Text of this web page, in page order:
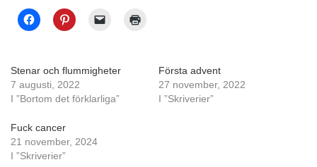
Stenar och flummigheter
7 augusti, 2022
I ”Bortom det förklarliga”
Första advent
27 november, 2022
I ”Skriverier”
Fuck cancer
21 november, 2024
I ”Skriverier”